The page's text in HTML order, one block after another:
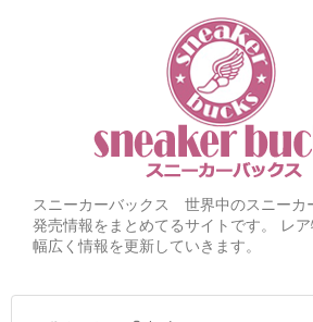
スニーカーバックス 世界中のスニーカ
発売情報をまとめてるサイトです。 レ
幅広く情報を更新していきます。